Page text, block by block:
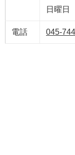
日曜日
電話 045-